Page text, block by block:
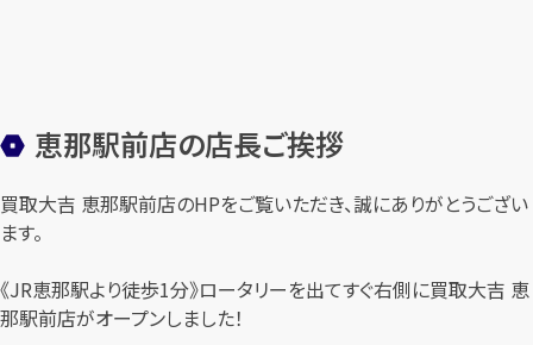
恵那駅前店の店長ご挨拶
買取大吉 恵那駅前店のHPをご覧いただき、誠にありがとうござい
ます。
《JR恵那駅より徒歩1分》ロータリーを出てすぐ右側に買取大吉 恵
那駅前店がオープンしました！